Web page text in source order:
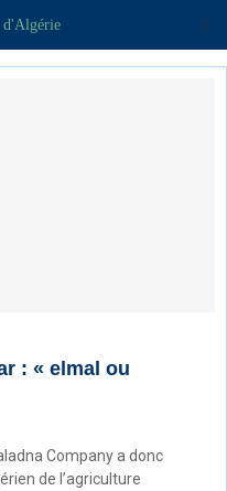
: « elmal ou
Company a donc
de l’agriculture